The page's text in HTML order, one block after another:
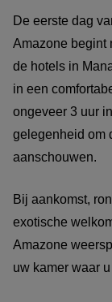
De eerste dag
Amazone begint
de hotels in
in een
ongeveer 3 uur
gelegenheid om
aanschouwen.
Bij aankomst,
exotische
Amazone
uw kamer waar